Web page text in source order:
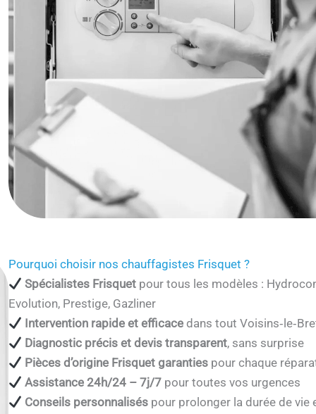
Pourquoi choisir nos chauffagistes Frisquet ?
Spécialistes Frisquet pour tous les modèles :
Evolution, Prestige, Gazliner
Intervention rapide et efficace dans tout
Diagnostic précis et devis transparent, sans surprise
Pièces d’origine Frisquet garanties pour chaque
Assistance 24h/24 – 7j/7 pour toutes vos urgences
Conseils personnalisés pour prolonger la durée de